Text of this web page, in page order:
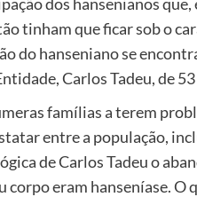
tinham que ficar sob o
do hanseniano se
Carlos Tadeu, de 53
famílias a terem
entre a população,
de Carlos Tadeu o
corpo eram hanseníase. O